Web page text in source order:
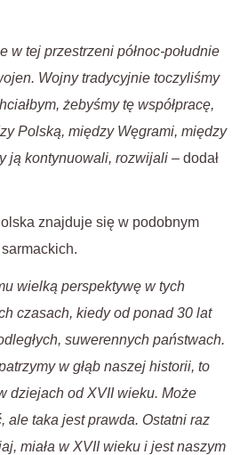
w tej przestrzeni północ-południe
Wojny tradycyjnie toczyliśmy
żebyśmy tę współpracę,
Polską, między Węgrami, między
ją kontynuowali, rozwijali – dodał
znajduje się w podobnym
wielką perspektywę w tych
czasach, kiedy od ponad 30 lat
suwerennych państwach.
w głąb naszej historii, to
dziejach od XVII wieku. Może
ale taka jest prawda. Ostatni raz
miała w XVII wieku i jest naszym